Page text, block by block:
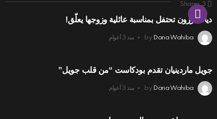
3
Shares
ديانا كرزون تحتفل بمناسبة عائلية وزوجها يعلّق!
by Dana Wahiba منذ 3 أعوام
جويل ماردينيان تقدم بودكاست “من قلب جويل”
by Dana Wahiba منذ 3 أعوام